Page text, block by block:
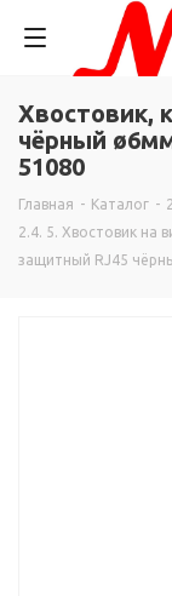
Хвостовик,
чёрный
51080
Главная - Каталог -
2.4. 5. Хвостовик на
защитный RJ45